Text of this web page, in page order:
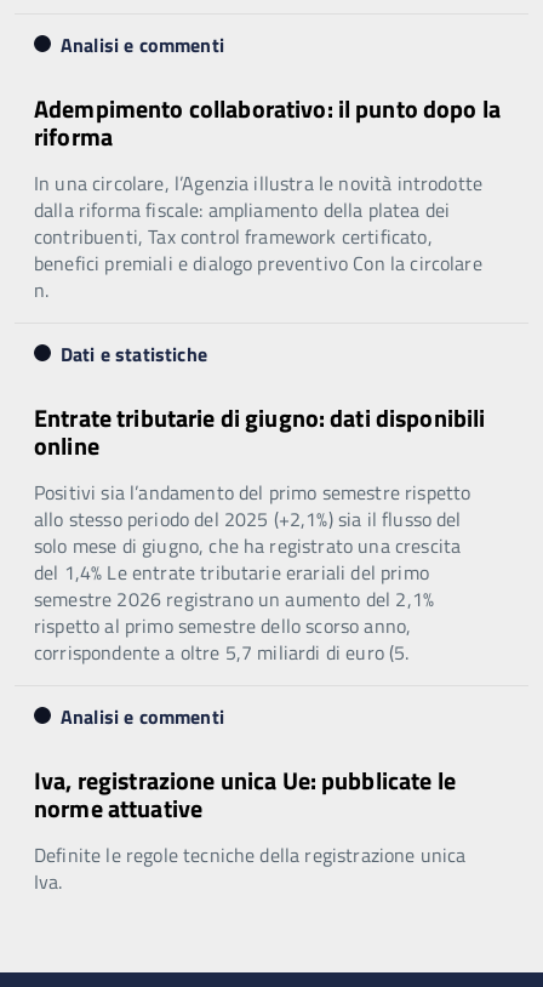
Analisi e commenti
Adempimento collaborativo: il punto dopo la
riforma
In una circolare, l’Agenzia illustra le novità introdotte
dalla riforma fiscale: ampliamento della platea dei
contribuenti, Tax control framework certificato,
benefici premiali e dialogo preventivo Con la circolare
n.
Dati e statistiche
Entrate tributarie di giugno: dati disponibili
online
Positivi sia l’andamento del primo semestre rispetto
allo stesso periodo del 2025 (+2,1%) sia il flusso del
solo mese di giugno, che ha registrato una crescita
del 1,4% Le entrate tributarie erariali del primo
semestre 2026 registrano un aumento del 2,1%
rispetto al primo semestre dello scorso anno,
corrispondente a oltre 5,7 miliardi di euro (5.
Analisi e commenti
Iva, registrazione unica Ue: pubblicate le
norme attuative
Definite le regole tecniche della registrazione unica
Iva.